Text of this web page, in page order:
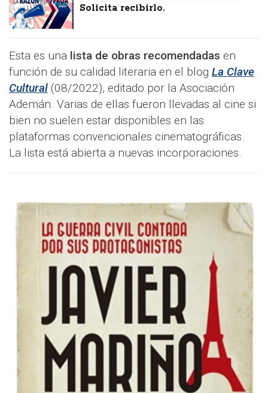
Solicita recibirlo.
Esta es una lista de obras recomendadas en
función de su calidad literaria en el blog La Clave
Cultural (08/2022), editado por la Asociación
Ademán. Varias de ellas fueron llevadas al cine si
bien no suelen estar disponibles en las
plataformas convencionales cinematográficas.
La lista está abierta a nuevas incorporaciones.